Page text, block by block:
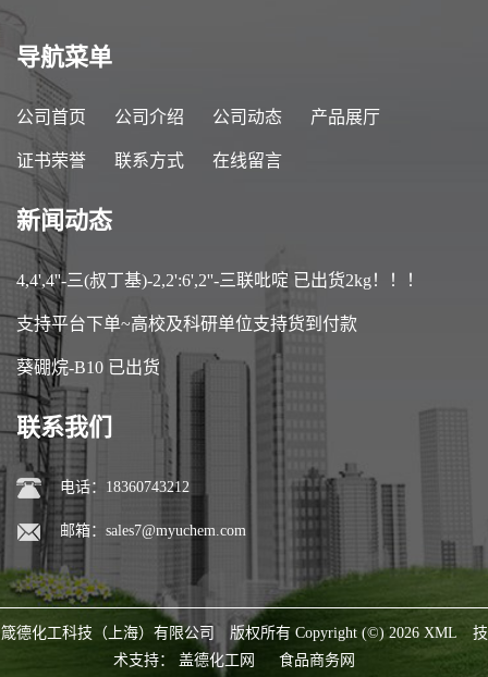
导航菜单
公司首页 公司介绍 公司动态 产品展厅
证书荣誉 联系方式 在线留言
新闻动态
4,4',4''-三(叔丁基)-2,2':6',2''-三联吡啶 已出货2kg！！！
支持平台下单~高校及科研单位支持货到付款
葵硼烷-B10 已出货
联系我们
电话：18360743212
邮箱： sales7@myuchem.com
箴德化工科技（上海）有限公司 版权所有 Copyright (©) 2026 XML
技
术支持： 盖德化工网 食品商务网